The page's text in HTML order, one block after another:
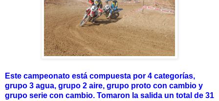
Este campeonato está compuesta por 4 categorías,
grupo 3 agua, grupo 2 aire, grupo proto con cambio y
grupo serie con cambio. Tomaron la salida un total de 31